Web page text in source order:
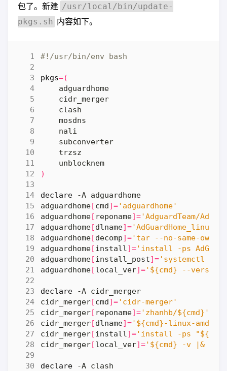
包了。新建 /usr/local/bin/update-
pkgs.sh 内容如下。
pkgs=(
)
declare
adguardhome[cmd]='adguardhome'
adguardhome[ reponame]='AdguardTeam/
adguardhome[dlname]=
adguardhome[decomp]='tar --no-same-
adguardhome[install]='install -ps
adguardhome[install_post]='systemctl
adguardhome[local_ver]='${cmd} --
declare
cidr_merger[cmd]='cidr-merger'
cidr_merger[ reponame]='zhanhb/${cmd}'
cidr_merger[dlname]='${cmd}-linux-amd64'
cidr_merger[install]='install -ps
cidr_merger[local_ver]='${cmd} -v |&
declare